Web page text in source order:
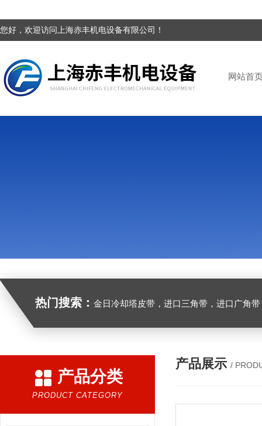
您好，欢迎访问上海赤丰机电设备有限公司！
网站首
热门搜索： 金日冷却塔皮带，进口三角带，进口广角带，进口同步带，进口空压机皮
产品分类
PRODUCT CATEGORY
产品展示 /